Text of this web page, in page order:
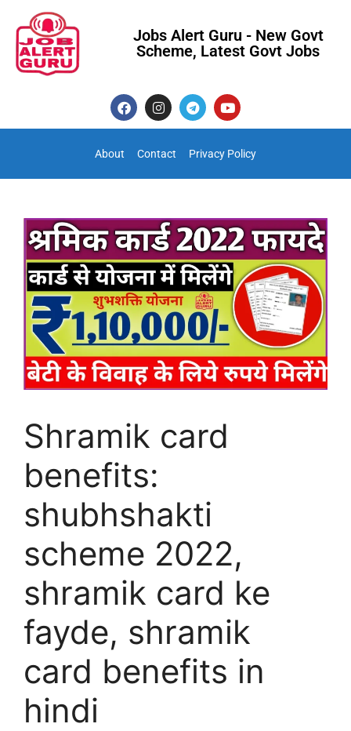
Jobs Alert Guru - New Govt
Scheme, Latest Govt Jobs
About Contact Privacy Policy
Shramik card
benefits:
shubhshakti
scheme 2022,
shramik card ke
fayde, shramik
card benefits in
hindi